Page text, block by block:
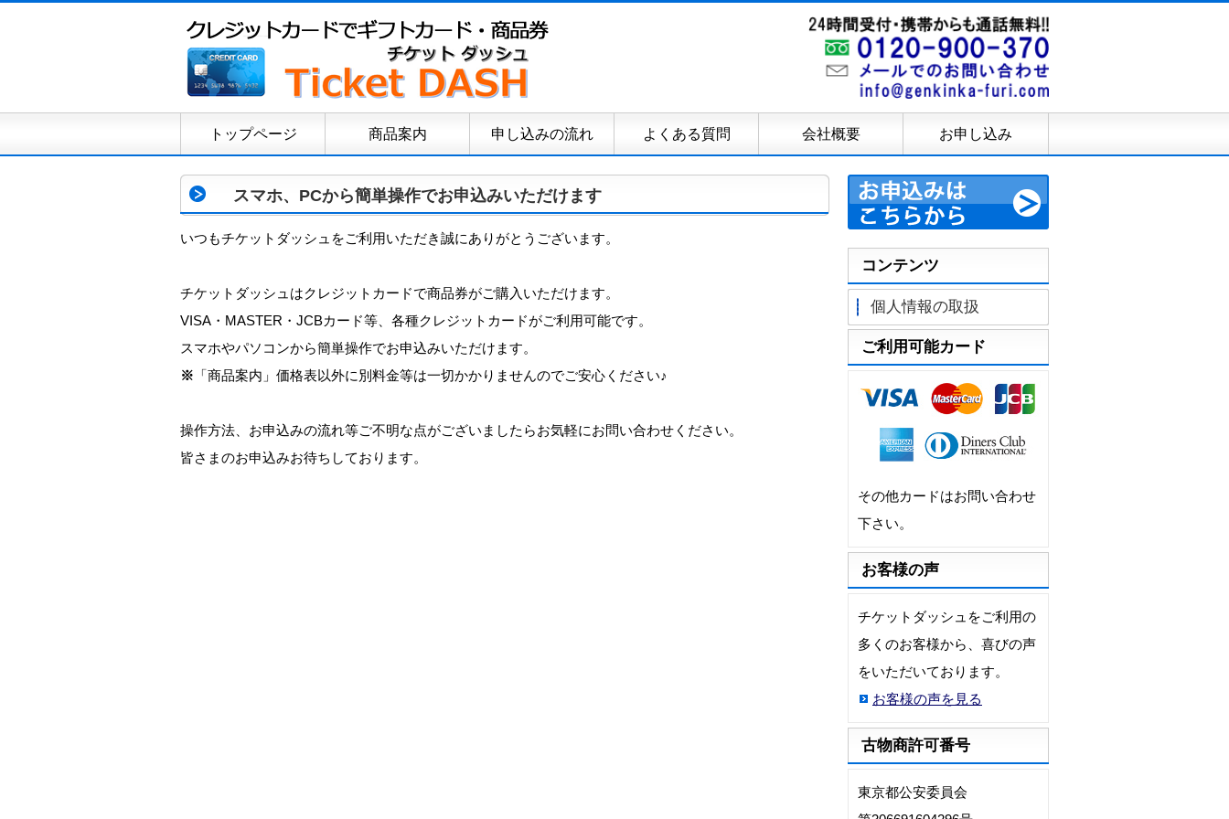
トップページ 商品案内 申し込みの流れ よくある質問 会社概要 お申し込み
スマホ、PCから簡単操作でお申込みいただけます
いつもチケットダッシュをご利用いただき誠にありがとうございます。
チケットダッシュはクレジットカードで商品券がご購入いただけます。
VISA・MASTER・JCBカード等、各種クレジットカードがご利用可能です。
スマホやパソコンから簡単操作でお申込みいただけます。
※ 「商品案内」価格表以外に別料金等は一切かかりませんのでご安心ください♪
操作方法、お申込みの流れ等ご不明な点がございましたらお気軽にお問い合わせください。
皆さまのお申込みお待ちしております。
コンテンツ
個人情報の取扱
ご利用可能カード
その他カードはお問い合わせ
下さい。
お客様の声
チケットダッシュをご利用の
多くのお客様から、喜びの声
をいただいております。
お客様の声を見る
古物商許可番号
東京都公安委員会